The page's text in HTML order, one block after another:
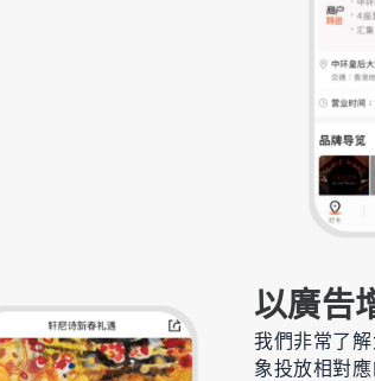
以廣告
我們非常了
象投放相對